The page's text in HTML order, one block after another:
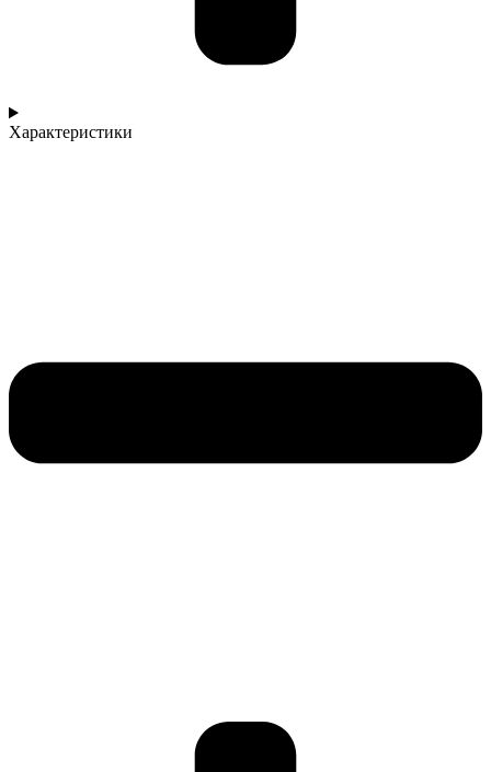
Характеристики